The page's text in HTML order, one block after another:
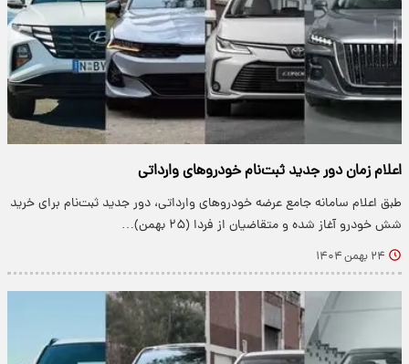
اعلام زمان دور جدید ثبت‌نام خودروهای وارداتی
طبق اعلام سامانه جامع عرضه خودروهای وارداتی، دور جدید ثبت‌نام برای خرید
شش خودرو آغاز شده و متقاضیان از فردا (۲۵ بهمن)…
۲۴ بهمن ۱۴۰۴